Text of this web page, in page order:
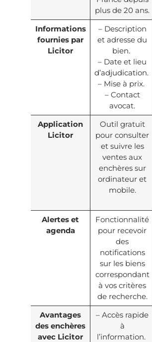
plus de 20 ans.
Informations
fournies par
Licitor
– Description
et adresse du
bien.
– Date et lieu
d’adjudication.
– Mise à prix.
– Contact
avocat.
Application
Licitor
Outil gratuit
pour consulter
et suivre les
ventes aux
enchères sur
ordinateur et
mobile.
Alertes et
agenda
Fonctionnalité
pour recevoir
des
notifications
sur les biens
correspondant
à vos critères
de recherche.
Avantages
des enchères
avec Licitor
– Accès rapide
à
l’information.